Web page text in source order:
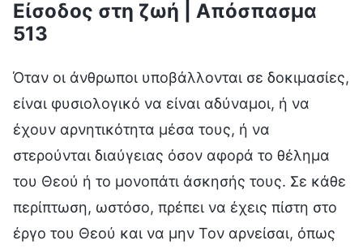
Είσοδος στη ζωή | Απόσπασμα
513
Όταν οι άνθρωποι υποβάλλονται σε δοκιμασίες,
είναι φυσιολογικό να είναι αδύναμοι, ή να
έχουν αρνητικότητα μέσα τους, ή να
στερούνται διαύγειας όσον αφορά το θέλημα
του Θεού ή το μονοπάτι άσκησής τους. Σε κάθε
περίπτωση, ωστόσο, πρέπει να έχεις πίστη στο
έργο του Θεού και να μην Τον αρνείσαι, όπως